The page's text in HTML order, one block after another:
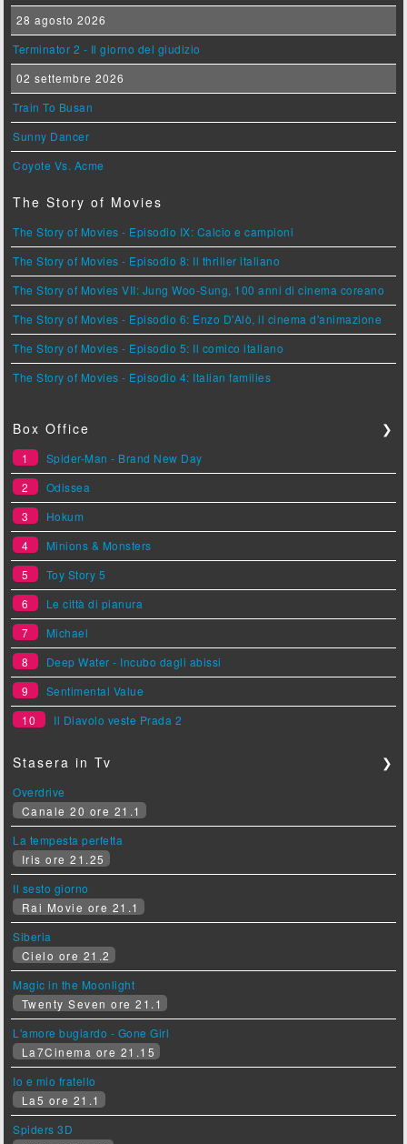
28 agosto 2026
Terminator 2 - Il giorno del giudizio
02 settembre 2026
Train To Busan
Sunny Dancer
Coyote Vs. Acme
The Story of Movies
The Story of Movies - Episodio IX: Calcio e campioni
The Story of Movies - Episodio 8: Il thriller italiano
The Story of Movies VII: Jung Woo-Sung, 100 anni di cinema coreano
The Story of Movies - Episodio 6: Enzo D'Alò, il cinema d'animazione
The Story of Movies - Episodio 5: Il comico italiano
The Story of Movies - Episodio 4: Italian families
Box Office ❯
1
Spider-Man - Brand New Day
2
Odissea
3
Hokum
4
Minions & Monsters
5
Toy Story 5
6
Le città di pianura
7
Michael
8
Deep Water - Incubo dagli abissi
9
Sentimental Value
10
Il Diavolo veste Prada 2
Stasera in Tv ❯
Overdrive
Canale 20 ore 21.1
La tempesta perfetta
Iris ore 21.25
Il sesto giorno
Rai Movie ore 21.1
Siberia
Cielo ore 21.2
Magic in the Moonlight
Twenty Seven ore 21.1
L'amore bugiardo - Gone Girl
La7Cinema ore 21.15
Io e mio fratello
La5 ore 21.1
Spiders 3D